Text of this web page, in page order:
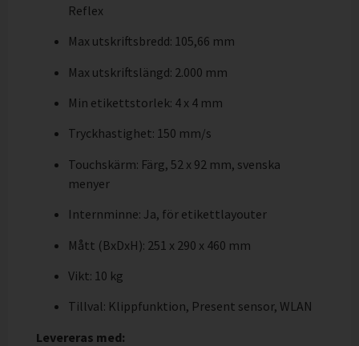
Reflex
Max utskriftsbredd: 105,66 mm
Max utskriftslängd: 2.000 mm
Min etikettstorlek: 4 x 4 mm
Tryckhastighet: 150 mm/s
Touchskärm: Färg, 52 x 92 mm, svenska
menyer
Internminne: Ja, för etikettlayouter
Mått (BxDxH): 251 x 290 x 460 mm
Vikt: 10 kg
Tillval: Klippfunktion, Present sensor, WLAN
Levereras med: